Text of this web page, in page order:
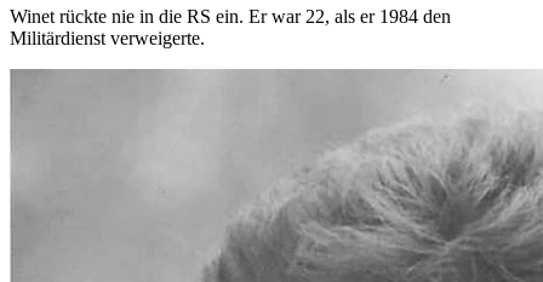
Winet rückte nie in die RS ein. Er war 22, als er 1984 den
Militärdienst verweigerte.